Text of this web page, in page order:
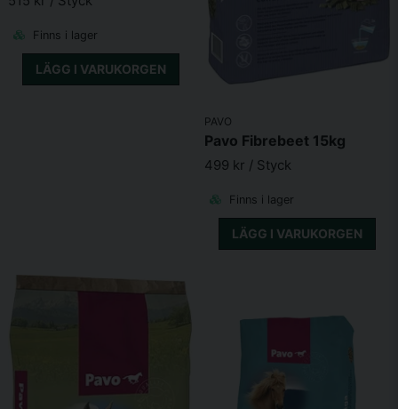
Kalcium 0,9 %
Natrium 0,43 %
Kalium 0,9 %
Magnesium 0,52 %
Vitamin E 165 IE
Pantotensyra 18 mg
Folin 7 mg
Finns i lager
LÄGG I VARUKORGEN
PAVO
Pavo Fibrebeet 15kg
499 kr / Styck
Finns i lager
LÄGG I VARUKORGEN